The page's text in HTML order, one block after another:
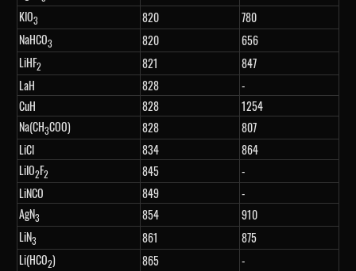
KIO3 820
780
NaHCO3 820
656
LiHF2 821
847
LaH
828
-
CuH
828
1254
Na(CH3COO) 828
807
LiCl
834
864
LiIO2F2 845
-
LiNCO
849
-
AgN3 854
910
LiN3 861
875
Li(HCO2) 865
-